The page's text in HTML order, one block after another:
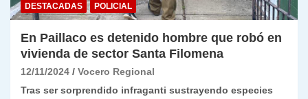
DESTACADAS POLICIAL
En Paillaco es detenido hombre que robó en
vivienda de sector Santa Filomena
12/11/2024
Vocero Regional
Tras ser sorprendido infraganti sustrayendo especies